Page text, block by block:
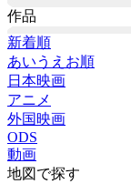
作品
新着順
あいうえお順
日本映画
アニメ
外国映画
ODS
動画
地図で探す